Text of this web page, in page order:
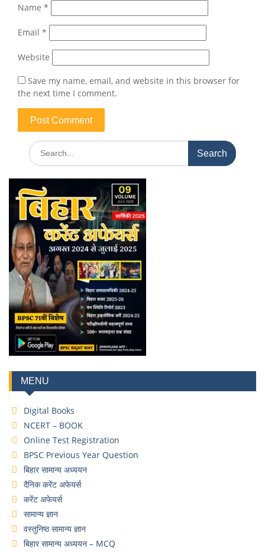
Name *
Email *
Website
Save my name, email, and website in this browser for
the next time I comment.
MENU
Digital Books
NCERT – BOOK
Online Test Registration
BPSC Previous Year Question
बिहार सामान्य अध्ययन
दैनिक करेंट अफेयर्स
करेंट अफेयर्स
सामान्य ज्ञान
वस्तुनिष्ठ सामान्य ज्ञान
बिहार सामान्य अध्ययन – MCQ